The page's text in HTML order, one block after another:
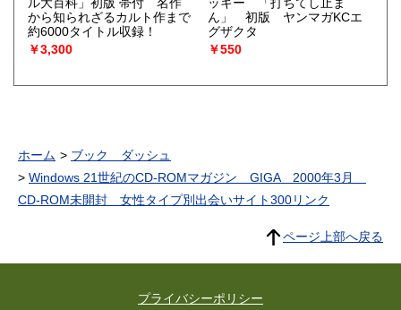
から知られざるカルト作まで
約6000タイトル収録！
￥3,300
ん」 初版 ヤンマガKCエ
グザクタ
￥550
ホーム
ブック ダッシュ
Windows 21世紀のCD-ROMマガジン GIGA 2000年3月
CD-ROM未開封 女性タイプ別出会いサイト300リンク
ページ上部へ戻る
プライバシーポリシー